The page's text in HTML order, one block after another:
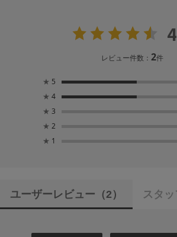
レビュー件数：2件
★ 5
★ 4
★ 3
★ 2
★ 1
ユーザーレビュー （2） スタ